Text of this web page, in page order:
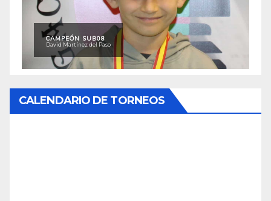
CAMPEÓN SUB08
David Martínez del Paso
CALENDARIO DE TORNEOS